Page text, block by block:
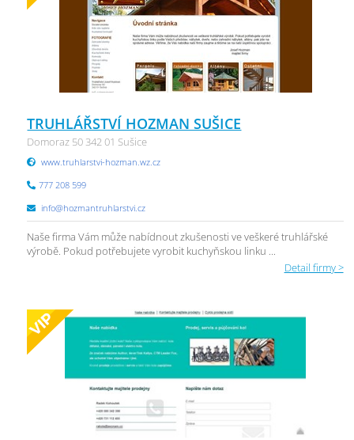
TRUHLÁŘSTVÍ HOZMAN SUŠICE
Domoraz 50 342 01 Sušice
www.truhlarstvi-hozman.wz.cz
777 208 599
info@hozmantruhlarstvi.cz
Naše firma Vám může nabídnout zkušenosti ve veškeré truhlářské
výrobě. Pokud potřebujete vyrobit kuchyňskou linku ...
Detail firmy >